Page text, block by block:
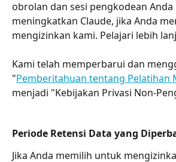
obrolan dan sesi pengkodean
meningkatkan Claude, jika Anda
mengizinkan kami. Pelajari lebih
Kami telah memperbarui dan
"Pemberitahuan tentang Pelatihan
menjadi "Kebijakan Privasi Non-
Periode Retensi Data yang
Jika Anda memilih untuk